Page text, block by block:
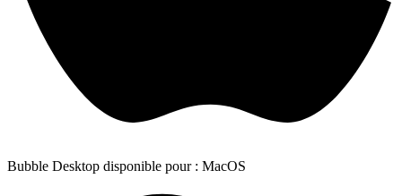
Bubble Desktop disponible pour : MacOS